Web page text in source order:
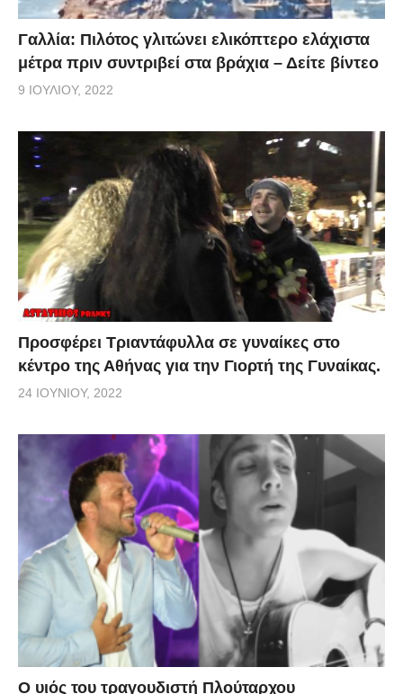
Γαλλία: Πιλότος γλιτώνει ελικόπτερο ελάχιστα
μέτρα πριν συντριβεί στα βράχια – Δείτε βίντεο
9 ΙΟΥΛΊΟΥ, 2022
Προσφέρει Τριαντάφυλλα σε γυναίκες στο
κέντρο της Αθήνας για την Γιορτή της Γυναίκας.
24 ΙΟΥΝΊΟΥ, 2022
O υιός του τραγουδιστή Πλούταρχου